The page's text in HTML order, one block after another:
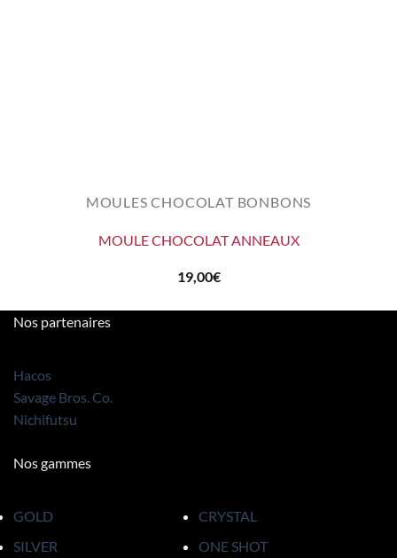
MOULES CHOCOLAT BONBONS
MOULE CHOCOLAT ANNEAUX
19,00€
Nos partenaires
Hacos
Savage Bros. Co.
Nichifutsu
Nos gammes
GOLD
CRYSTAL
SILVER
ONE SHOT